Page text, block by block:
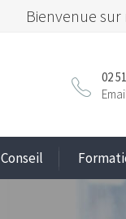
Bienvenue
02
Email
Conseil